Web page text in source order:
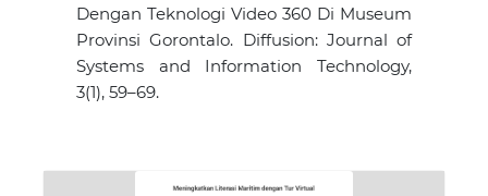
Dengan Teknologi Video 360 Di Museum
Provinsi Gorontalo. Diffusion: Journal of
Systems and Information Technology,
3(1), 59–69.